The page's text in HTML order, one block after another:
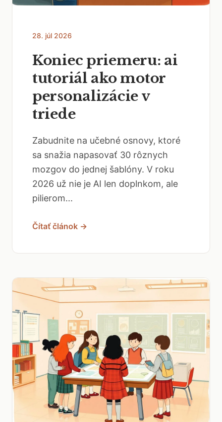
28. júl 2026
Koniec priemeru: ai
tutoriál ako motor
personalizácie v
triede
Zabudnite na učebné osnovy, ktoré
sa snažia napasovať 30 rôznych
mozgov do jednej šablóny. V roku
2026 už nie je AI len doplnkom, ale
pilierom...
Čítať článok →